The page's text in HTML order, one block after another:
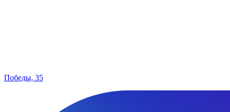
Победы, 35